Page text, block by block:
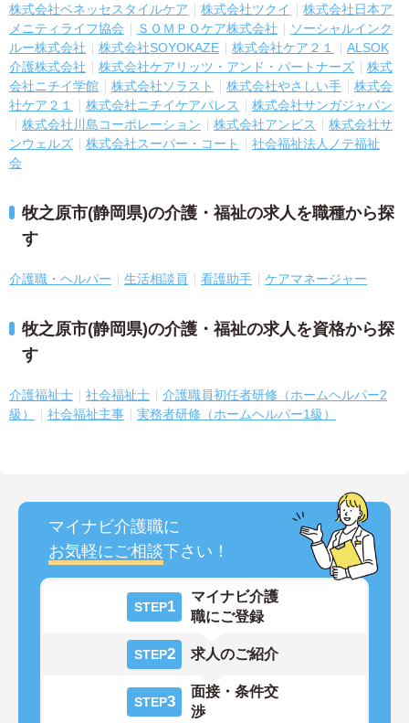
株式会社ベネッセスタイルケア 株式会社ツクイ
株式会社日本ア
メニティライフ協会
ＳＯＭＰＯケア株式会社
ソーシャルインク
ルー株式会社
株式会社SOYOKAZE 株式会社ケア２１
ALSOK
介護株式会社
株式会社ケアリッツ・アンド・パートナーズ
株式
会社ニチイ学館
株式会社ソラスト 株式会社やさしい手
株式会
社ケア２１
株式会社ニチイケアパレス
株式会社サンガジャパン
株式会社川島コーポレーション
株式会社アンビス
株式会社サ
ンウェルズ
株式会社スーパー・コート
社会福祉法人ノテ福祉
会
牧之原市(静岡県)の介護・福祉の求人を職種から探
す
介護職・ヘルパー 生活相談員 看護助手 ケアマネージャー
牧之原市(静岡県)の介護・福祉の求人を資格から探
す
介護福祉士 社会福祉士
介護職員初任者研修（ホームヘルパー2
級）
社会福祉主事 実務者研修（ホームヘルパー1級）
マイナビ介護職に
お気軽にご相談下さい！
STEP1
マイナビ介護
職にご登録
STEP2 求人のご紹介
STEP3
面接・条件交
渉